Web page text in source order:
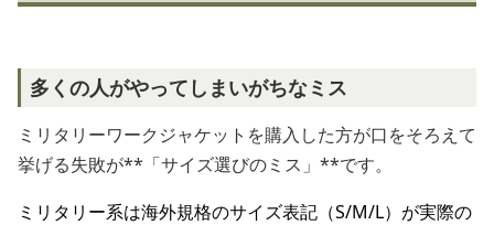
多くの人がやってしまいがちなミス
ミリタリーワークジャケットを購入した方が口をそろえて
挙げる失敗が**「サイズ選びのミス」**です。
ミリタリー系は海外規格のサイズ表記（S/M/L）が実際の